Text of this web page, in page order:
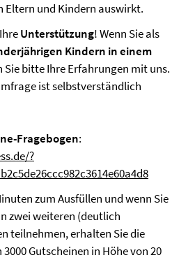
Eltern und Kindern auswirkt.
Unterstützung! Wenn Sie als
Kindern in einem
Sie bitte Ihre Erfahrungen mit uns.
ist selbstverständlich
Fragebogen:
?
zum Ausfüllen und wenn Sie
zwei weiteren (deutlich
teilnehmen, erhalten Sie die
Gutscheinen in Höhe von 20